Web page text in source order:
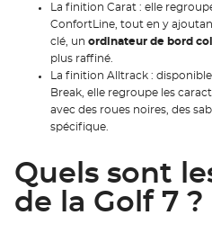
La finition Carat : elle
ConfortLine, tout en y
clé, un ordinateur de bord
plus raffiné.
La finition Alltrack :
Break, elle regroupe les
avec des roues noires, des
spécifique.
Quels sont
de la Golf 7 ?